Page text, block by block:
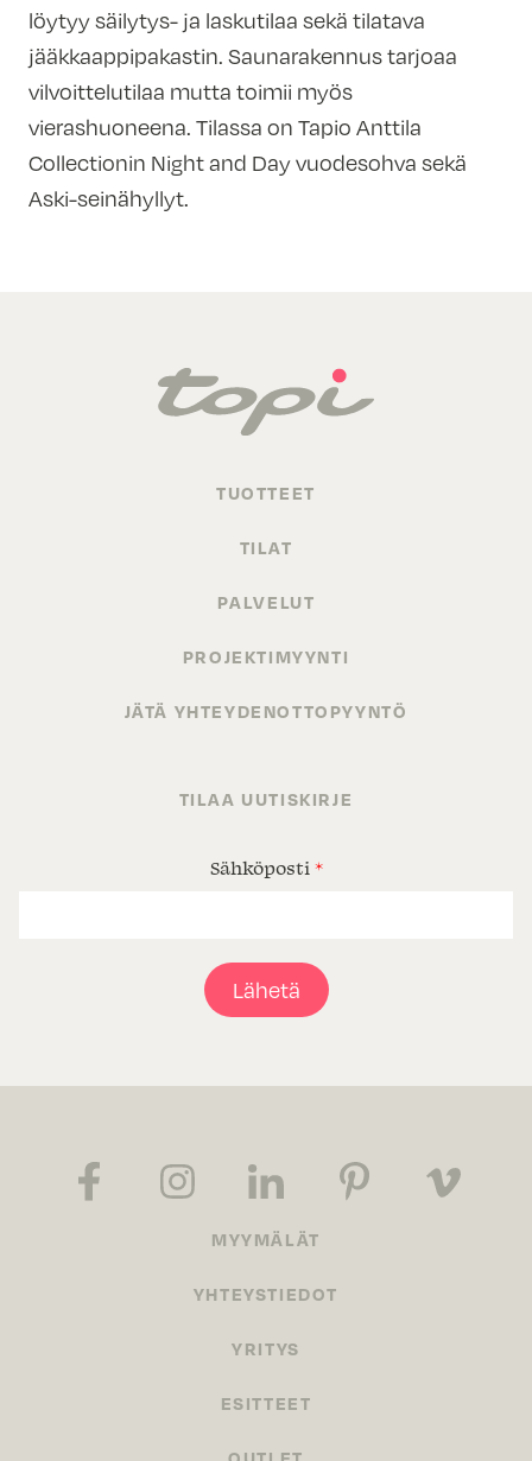
löytyy säilytys- ja laskutilaa sekä tilatava
jääkkaappipakastin. Saunarakennus tarjoaa
vilvoittelutilaa mutta toimii myös
vierashuoneena. Tilassa on Tapio Anttila
Collectionin Night and Day vuodesohva sekä
Aski-seinähyllyt.
TUOTTEET
TILAT
PALVELUT
PROJEKTIMYYNTI
JÄTÄ YHTEYDENOTTOPYYNTÖ
TILAA UUTISKIRJE
Sähköposti *
Lähetä
MYYMÄLÄT
YHTEYSTIEDOT
YRITYS
ESITTEET